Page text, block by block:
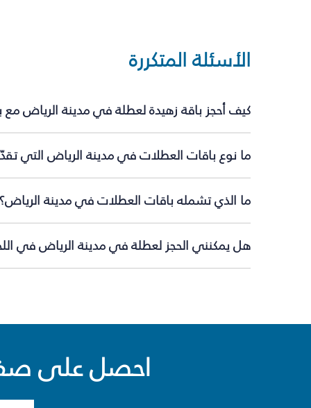
الأسئلة المتكررة
كيف أحجز باقة زهيدة لعطلة في مدينة الرياض
ما نوع باقات العطلات في مدينة الرياض التي
ما الذي تشمله باقات العطلات في مدينة الرياض؟
هل يمكنني الحجز لعطلة في مدينة الرياض في
احصل على